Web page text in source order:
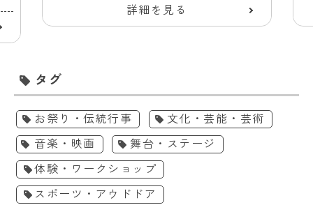
詳細を見る
タグ
お祭り・伝統行事
文化・芸能・芸術
音楽・映画
舞台・ステージ
体験・ワークショップ
スポーツ・アウドドア